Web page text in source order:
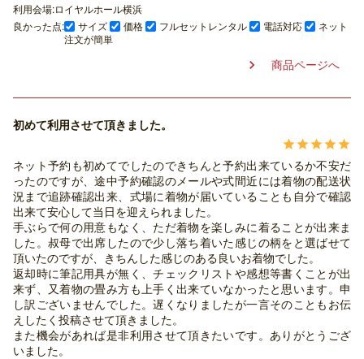
利用会場:ロイヤルホール横浜
良かった点:
サイズ 価格 フルセットレンタル 電話対応
ネット
注文が簡単
 商品ページへ
初めて利用させて頂きました。

ネット予約も初めてでしたのできちんと予約出来ているか不安だ
ったのですが、途中予約確認のメールや式間近には着物の配送状
況まで追跡確認出来、式場に着物が届いていることも自分で確認
出来て安心して当日を迎えられました。
手ぶらで何の用意もなく、ただ着物を楽しみに着ることが出来ま
した。叔母で出席したので少し落ち着いた感じの柄をと選ばせて
頂いたのですが、きちんした感じのある良いお着物でした。
返却時に筆記用具が無く、チェックリストや感想等書くことが出
来ず、又着物の畳み方も上手く出来ていなかったと思います。申
し訳ございませんでした。遅くなりましたが一言そのこともお伝
えしたく投稿させて頂きました。
また機会があれば是非利用させて頂きたいです。ありがとうござ
いました。